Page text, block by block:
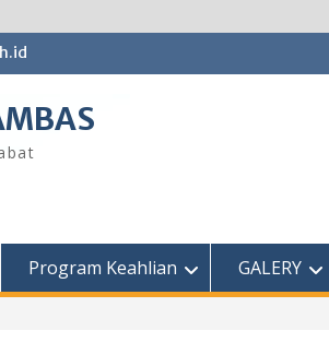
Program Keahlian GALERY